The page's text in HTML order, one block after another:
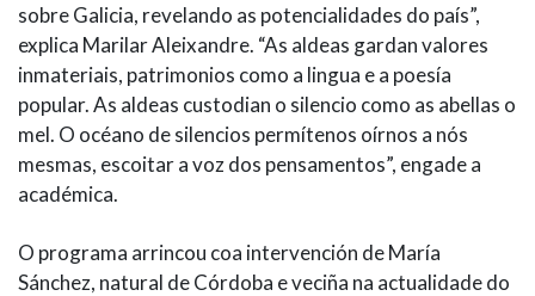
sobre Galicia, revelando as potencialidades do país”,
explica Marilar Aleixandre. “As aldeas gardan valores
inmateriais, patrimonios como a lingua e a poesía
popular. As aldeas custodian o silencio como as abellas o
mel. O océano de silencios permítenos oírnos a nós
mesmas, escoitar a voz dos pensamentos”, engade a
académica.
O programa arrincou coa intervención de María
Sánchez, natural de Córdoba e veciña na actualidade do